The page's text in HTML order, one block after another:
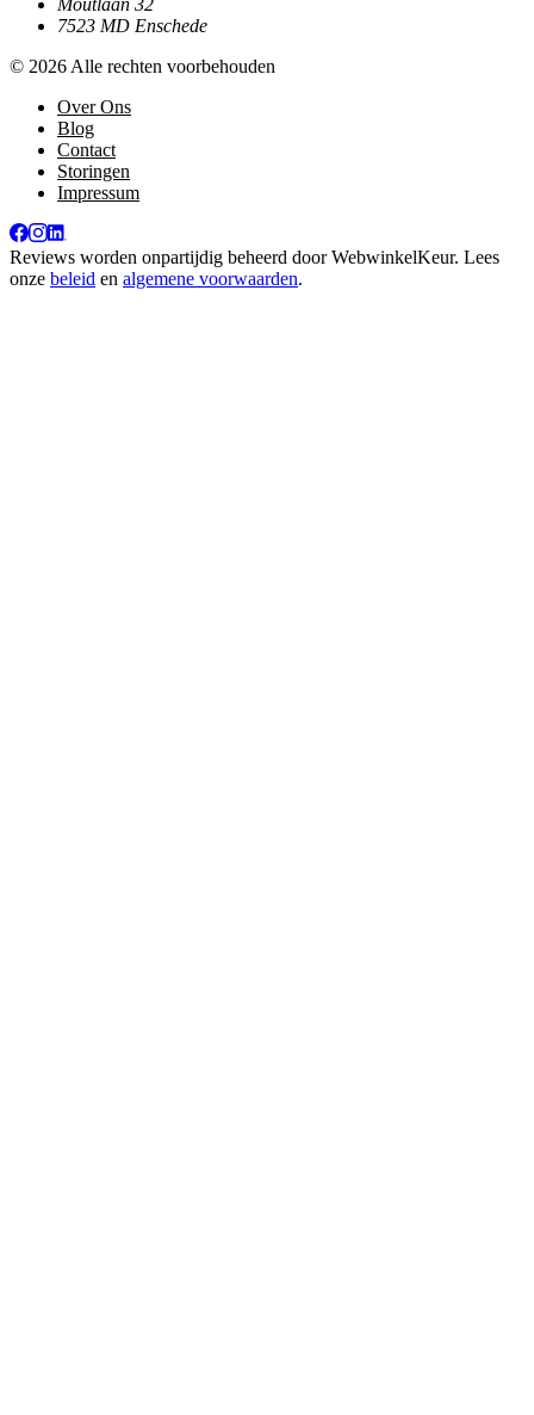
Moutlaan 32
7523 MD Enschede
© 2026 Alle rechten voorbehouden
Over Ons
Blog
Contact
Storingen
Impressum
Reviews worden onpartijdig beheerd doorWebwinkelKeur. Lees
onze beleid en algemene voorwaarden.